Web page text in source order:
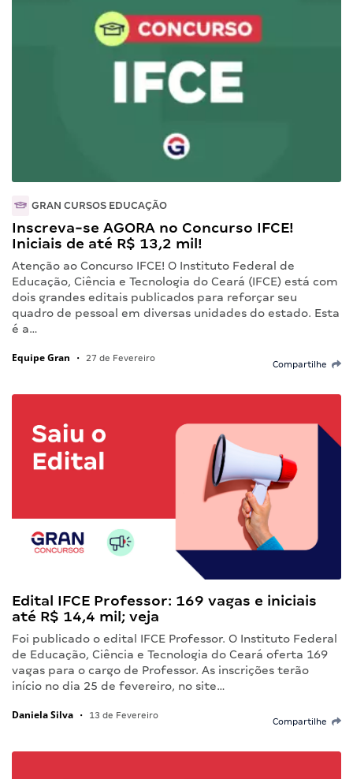
GRAN CURSOS EDUCAÇÃO
Inscreva-se AGORA no Concurso IFCE!
Iniciais de até R$ 13,2 mil!
Atenção ao Concurso IFCE! O Instituto Federal de
Educação, Ciência e Tecnologia do Ceará (IFCE) está com
dois grandes editais publicados para reforçar seu
quadro de pessoal em diversas unidades do estado. Esta
é a…
Equipe Gran • 27 de Fevereiro
Compartilhe
Edital IFCE Professor: 169 vagas e iniciais
até R$ 14,4 mil; veja
Foi publicado o edital IFCE Professor. O Instituto Federal
de Educação, Ciência e Tecnologia do Ceará oferta 169
vagas para o cargo de Professor. As inscrições terão
início no dia 25 de fevereiro, no site…
Daniela Silva • 13 de Fevereiro
Compartilhe